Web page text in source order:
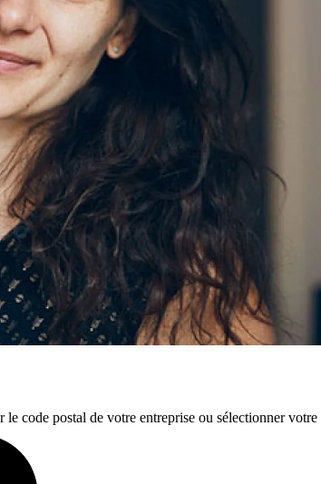
code postal de votre entreprise ou sélectionner votre